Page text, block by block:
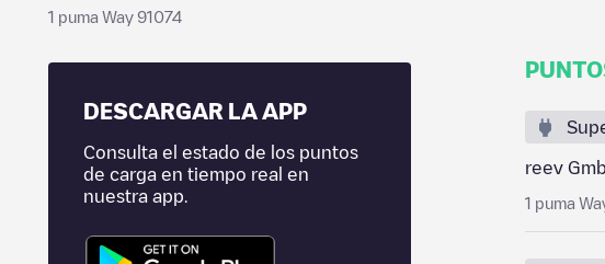
1 puma Way 91074
DESCARGAR LA APP
Consulta el estado de los puntos
de carga en tiempo real en
nuestra app.
reev
1 puma